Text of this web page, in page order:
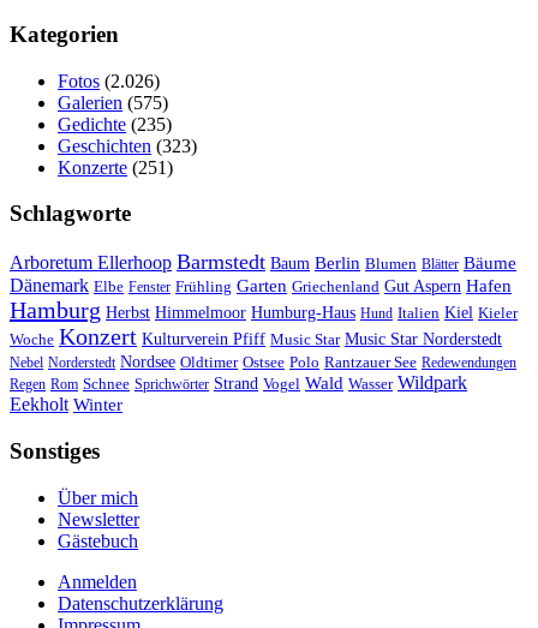
Kategorien
Fotos (2.026)
Galerien (575)
Gedichte (235)
Geschichten (323)
Konzerte (251)
Schlagworte
Arboretum Ellerhoop Barmstedt Baum Berlin Blumen Blätter Bäume
Dänemark Elbe Fenster Frühling Garten Griechenland Gut Aspern Hafen
Hamburg Herbst Himmelmoor Humburg-Haus Hund Italien Kiel Kieler
Woche Konzert Kulturverein Pfiff Music Star Music Star Norderstedt
Nebel Norderstedt Nordsee Oldtimer Ostsee Polo Rantzauer See Redewendungen
Regen Rom Schnee Sprichwörter Strand Vogel Wald Wasser Wildpark
Eekholt Winter
Sonstiges
Über mich
Newsletter
Gästebuch
Anmelden
Datenschutzerklärung